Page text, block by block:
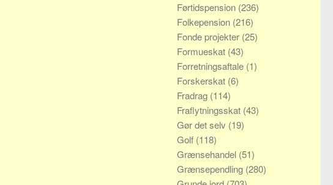
Førtidspension (236)
Folkepension (216)
Fonde projekter (25)
Formueskat (43)
Forretningsaftale (1)
Forskerskat (6)
Fradrag (114)
Fraflytningsskat (43)
Gør det selv (19)
Golf (118)
Grænsehandel (51)
Grænsependling (280)